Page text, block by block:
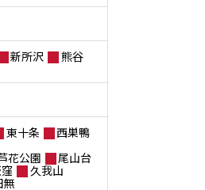
新所沢
熊谷
東十条
西巣鴨
花公園
尾山台
久我山
無